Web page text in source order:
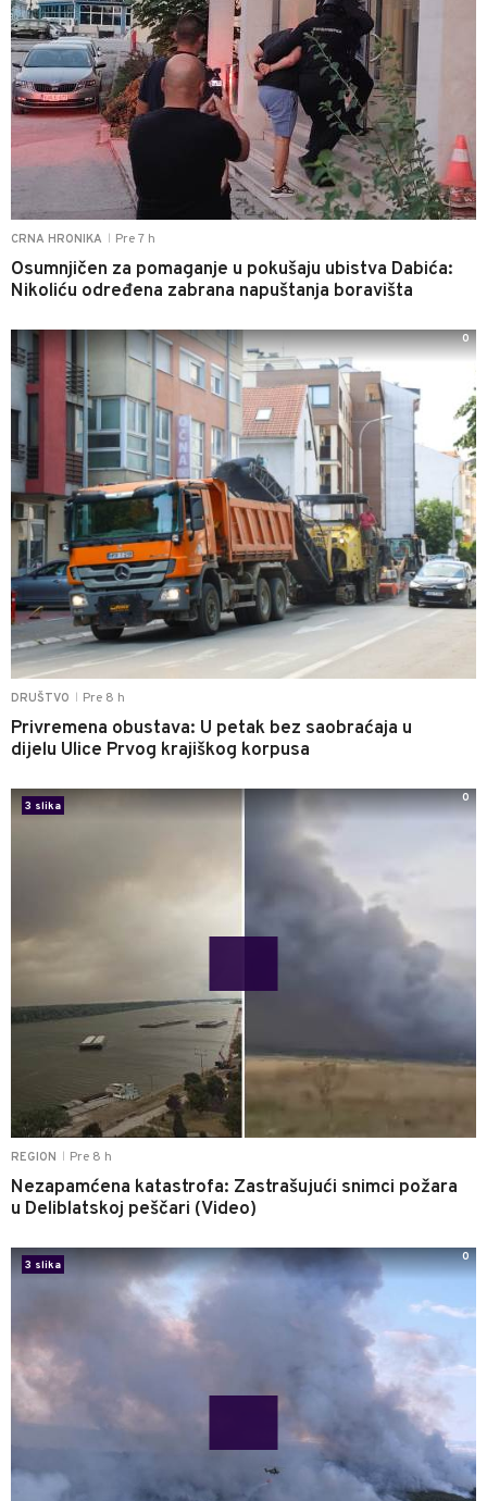
CRNA HRONIKA Pre 7 h
Osumnjičen za pomaganje u pokušaju ubistva Dabića:
Nikoliću određena zabrana napuštanja boravišta
DRUŠTVO Pre 8 h
Privremena obustava: U petak bez saobraćaja u
dijelu Ulice Prvog krajiškog korpusa
0
REGION Pre 8 h
Nezapamćena katastrofa: Zastrašujući snimci požara
u Deliblatskoj peščari (Video)
3 slika
0
3 slika
0